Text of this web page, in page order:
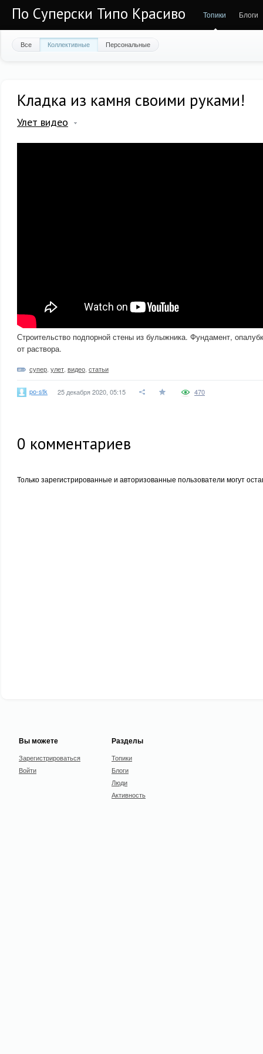
По Суперски Типо Красиво Топики Блоги
Все Коллективные Персональные
Кладка из камня своими руками!
Улет видео
Строительство подпорной стены из булыжника. Фундамент,
от раствора.
супер улет видео статьи
po-stk 25 декабря 2020, 05:15 470
0 комментариев
Только зарегистрированные и авторизованные пользователи могут
Вы можете
Зарегистрироваться
Войти
Разделы
Топики
Блоги
Люди
Активность